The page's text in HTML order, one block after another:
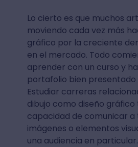
Lo cierto es que muchos
moviendo cada vez más
gráfico por la creciente
en el mercado. Todo
aprender con un curso y
portafolio bien
Estudiar carreras
dibujo como diseño gráfico
capacidad de comunicar a
imágenes o elementos
una audiencia en particular.